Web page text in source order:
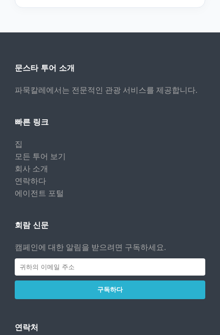
문스타 투어 소개
파묵칼레에서는 전문적인 관광 서비스를 제공합니다.
빠른 링크
집
모든 투어 보기
회사 소개
연락하다
에이전트 포털
회람 신문
캠페인에 대한 알림을 받으려면 구독하세요.
구독하다
연락처